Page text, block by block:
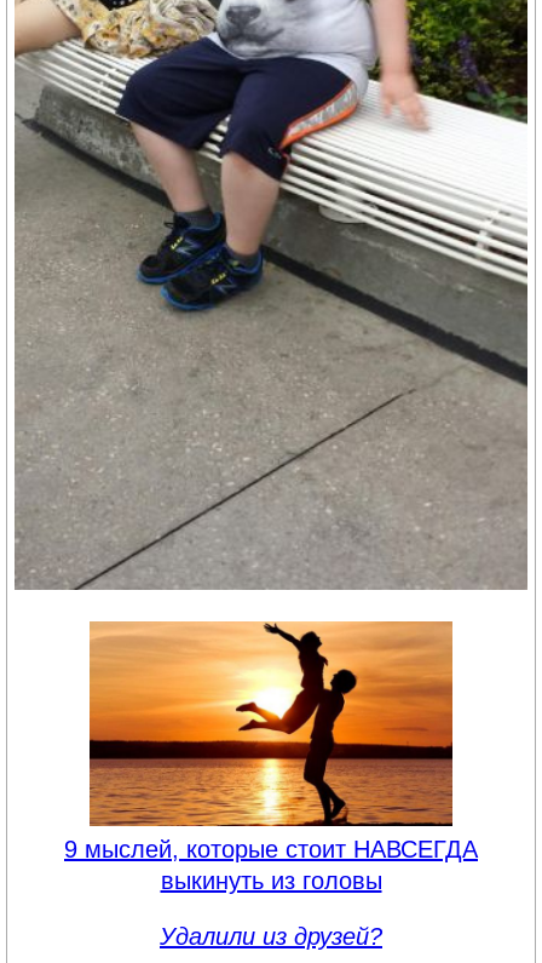
9 мыслей, которые стоит НАВСЕГДА
выкинуть из головы
Удалили из друзей?